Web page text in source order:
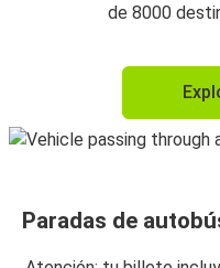
de 8000
Paradas de